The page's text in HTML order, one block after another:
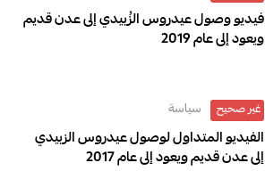
فيديو وصول عيدروس الزُبيدي إلى عدن قديم
ويعود إلى عام 2019
غير صحيح سياسة
الفيديو المتداول لوصول عيدروس الزبيدي
إلى عدن قديم ويعود إلى عام 2017